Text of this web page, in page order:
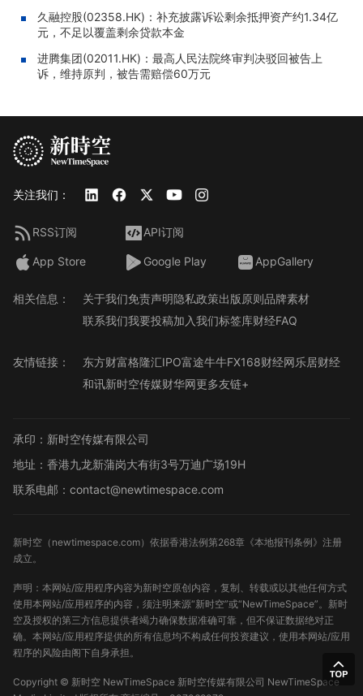
久融控股(02358.HK)：补充披露诉讼剩余抵押资产约1.34亿
元，不足以覆盖剩余贷款本金
进腾集团(02011.HK)：最高人民法院终审判决驳回被告上
诉，维持原判，被告需赔偿60万元
关注我们：
RSS订阅 API订阅
App Store Google Play AppGallery
相关信息： 关于我们免责声明隐私政策出版原则品牌素材
联系我们我要投稿加入我们标签库财经FAQ
友情链接： 东方财富格隆汇IPO富途牛牛FX168财经网乐居财经
和讯新时空传媒财华网更多友链+
承印：新时空传媒有限公司
地址：香港九龙新蒲岗大有街3号万迪广场19H
联系电邮：contact@newtimespace.com
新时空（ newtimespace.com）依据香港法例第268章《本地报刊条例》注册
成立。
声明：本网站/应用程序内容为新时空原创内容，复制、转载或以其他任何方式
使用本网站/应用程序的内容，须注明来源“新时空”或“NewTimeSpace”。新时
空及授权的第三方信息提供者竭力确保数据准确可靠，但不保证数据绝对正
确。本网站/应用程序提供的所有信息均不构成任何投资建议，使用本网站/应用
程序的风险由阁下自身承担。
Copyright © 新时空 NewTimeSpace 新时空传媒有限公司 NewTimeSpace